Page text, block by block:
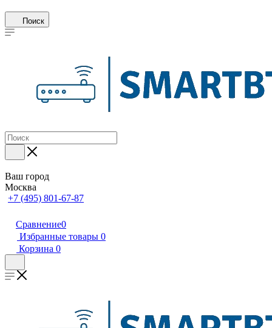
Поиск
Ваш город
Москва
+7 (495) 801-67-87
Сравнение0
Избранные товары 0
Корзина 0